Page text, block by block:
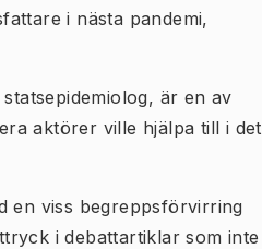
i nästa pandemi,
är en av
aktörer ville hjälpa till i det
en viss begreppsförvirring
i debattartiklar som inte